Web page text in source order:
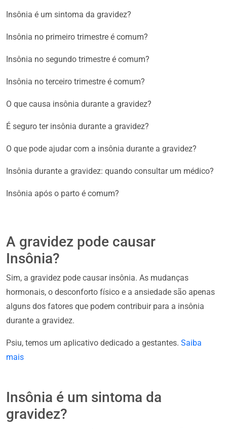
Insônia é um sintoma da gravidez?
Insônia no primeiro trimestre é comum?
Insônia no segundo trimestre é comum?
Insônia no terceiro trimestre é comum?
O que causa insônia durante a gravidez?
É seguro ter insônia durante a gravidez?
O que pode ajudar com a insônia durante a gravidez?
Insônia durante a gravidez: quando consultar um médico?
Insônia após o parto é comum?
A gravidez pode causar
Insônia?
Sim, a gravidez pode causar insônia. As mudanças
hormonais, o desconforto físico e a ansiedade são apenas
alguns dos fatores que podem contribuir para a insônia
durante a gravidez.
Psiu, temos um aplicativo dedicado a gestantes. Saiba
mais
Insônia é um sintoma da
gravidez?